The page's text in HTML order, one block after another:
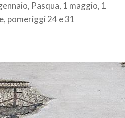
eredità da un grande
Garovaglio.
Pasqua, 1 maggio, 1
pomeriggi 24 e 31